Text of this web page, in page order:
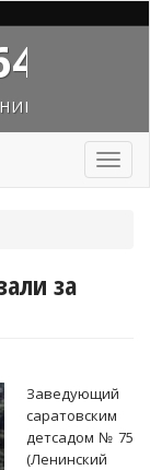
Toggle
за
Заведующий
саратовским
детсадом № 75
(Ленинский